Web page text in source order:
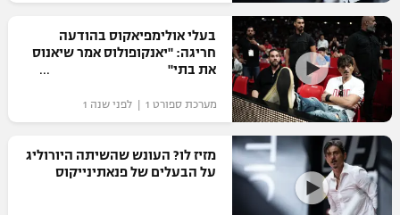
רשיון להקרנה פומבית לבית עסק
הצטרפות לחבילת הערוצים
לוח דרושים – ג'ובנט
תגיות
המגזין
בעלי אולימפיאקוס בהודעה
חריגה: "יאנקופולוס אמר שיאנוס
את בתי"
מערכת ספורט 1 | לפני שנה 1
מזיז לו? העונש שהשיתה היורוליג
על הבעלים של פנאתינייקוס